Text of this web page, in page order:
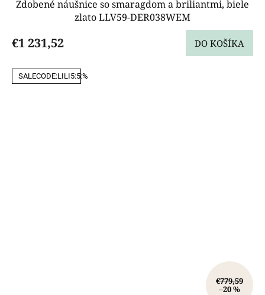
Zdobené náušnice so smaragdom a briliantmi, biele
zlato LLV59-DER038WEM
€1 231,52 DO KOŠÍKA
SALECODE:LILI5:5:%
€779,59
–20 %